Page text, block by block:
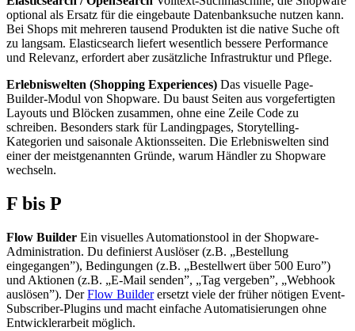
optional als Ersatz für die eingebaute Datenbanksuche nutzen kann.
Bei Shops mit mehreren tausend Produkten ist die native Suche oft
zu langsam. Elasticsearch liefert wesentlich bessere Performance
und Relevanz, erfordert aber zusätzliche Infrastruktur und Pflege.
Erlebniswelten (Shopping Experiences) Das visuelle Page-
Builder-Modul von Shopware. Du baust Seiten aus vorgefertigten
Layouts und Blöcken zusammen, ohne eine Zeile Code zu
schreiben. Besonders stark für Landingpages, Storytelling-
Kategorien und saisonale Aktionsseiten. Die Erlebniswelten sind
einer der meistgenannten Gründe, warum Händler zu Shopware
wechseln.
F bis P
Flow Builder Ein visuelles Automationstool in der Shopware-
Administration. Du definierst Auslöser (z.B. „Bestellung
eingegangen”), Bedingungen (z.B. „Bestellwert über 500 Euro”)
und Aktionen (z.B. „E-Mail senden”, „Tag vergeben”, „Webhook
auslösen”). DerFlow Builderersetzt viele der früher nötigen Event-
Subscriber-Plugins und macht einfache Automatisierungen ohne
Entwicklerarbeit möglich.